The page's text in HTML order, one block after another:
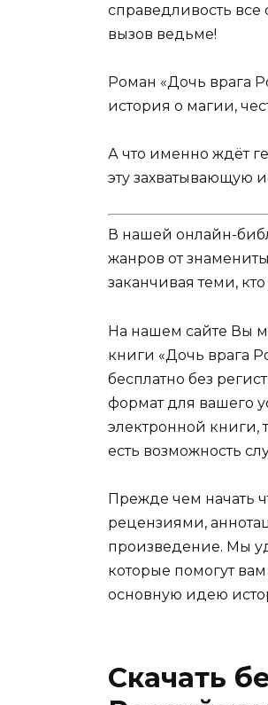
справедливость
вызов ведьме!
Роман «Дочь врага
история о магии,
А что именно ждёт
эту захватывающую
В нашей онлайн-
жанров от
заканчивая теми,
На нашем сайте Вы
книги «Дочь врага
бесплатно без
формат для вашего
электронной книги,
есть возможность
Прежде чем начать
рецензиями,
произведение. Мы
которые помогут
основную идею
Скачать